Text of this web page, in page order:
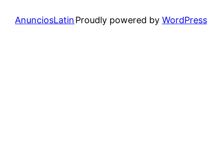
AnunciosLatinProudly powered by WordPress